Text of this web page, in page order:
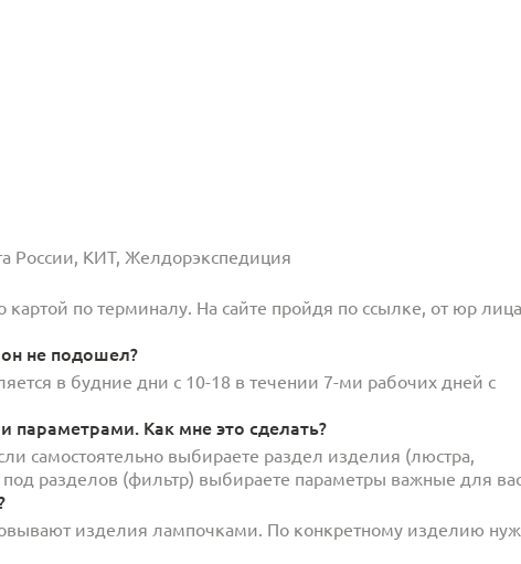
России, КИТ, Желдорэкспедиция
по терминалу. На сайте пройдя по ссылке, от юр
не подошел?
в будние дни с 10-18 в течении 7-ми рабочих дней с
параметрами. Как мне это сделать?
самостоятельно выбираете раздел изделия (люстра,
разделов (фильтр) выбираете параметры важные для
изделия лампочками. По конкретному изделию